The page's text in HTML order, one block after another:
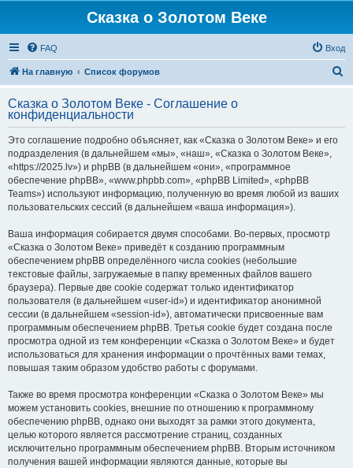
Сказка о Золотом Веке
FAQ Вход
На главную Список форумов
с
Сказка о Золотом Веке - Соглашение о
конфиденциальности
Это соглашение подробно объясняет, как «Сказка о Золотом Веке» и его
подразделения (в дальнейшем «мы», «наш», «Сказка о Золотом Веке»,
«https://2025.lv») и phpBB (в дальнейшем «они», «программное
обеспечение phpBB», «www.phpbb.com», «phpBB Limited», «phpBB
Teams») используют информацию, полученную во время любой из ваших
пользовательских сессий (в дальнейшем «ваша информация»).
Ваша информация собирается двумя способами. Во-первых, просмотр
«Сказка о Золотом Веке» приведёт к созданию программным
обеспечением phpBB определённого числа cookies (небольшие
текстовые файлы, загружаемые в папку временных файлов вашего
браузера). Первые две cookie содержат только идентификатор
пользователя (в дальнейшем «user-id») и идентификатор анонимной
сессии (в дальнейшем «session-id»), автоматически присвоенные вам
программным обеспечением phpBB. Третья cookie будет создана после
просмотра одной из тем конференции «Сказка о Золотом Веке» и будет
использоваться для хранения информации о прочтённых вами темах,
повышая таким образом удобство работы с форумами.
Также во время просмотра конференции «Сказка о Золотом Веке» мы
можем установить cookies, внешние по отношению к программному
обеспечению phpBB, однако они выходят за рамки этого документа,
целью которого является рассмотрение страниц, созданных
исключительно программным обеспечением phpBB. Вторым источником
получения вашей информации являются данные, которые вы